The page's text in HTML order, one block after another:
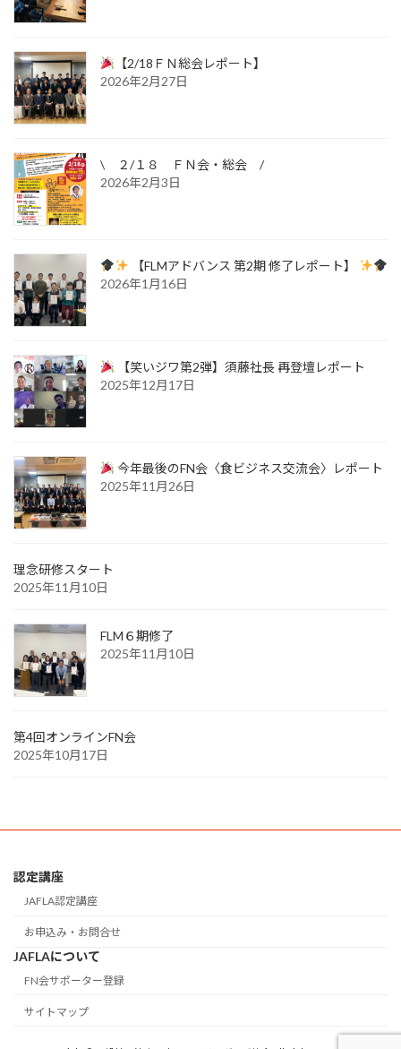
【2/18ＦＮ総会レポート】
2026年2月27日
\ ２/１８ ＦＮ会・総会 /
2026年2月3日
【FLMアドバンス 第2期 修了レポート】
2026年1月16日
【笑いジワ第2弾】須藤社長 再登壇レポート
2025年12月17日
今年最後のFN会〈食ビジネス交流会〉レポート
2025年11月26日
理念研修スタート
2025年11月10日
FLM６期修了
2025年11月10日
第4回オンラインFN会
2025年10月17日
認定講座
JAFLA認定講座
お申込み・お問合せ
JAFLAについて
FN会サポーター登録
サイトマップ